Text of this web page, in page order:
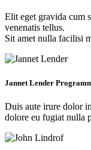
Elit eget gravida cum
venenatis tellus.
Sit amet nulla facilisi
Jannet Lender
Duis aute irure dolor
dolore eu fugiat nulla